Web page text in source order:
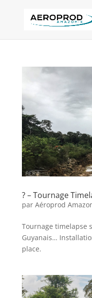
? – Tournage
par Aéroprod
Tournage timelapse
Guyanais…
place.